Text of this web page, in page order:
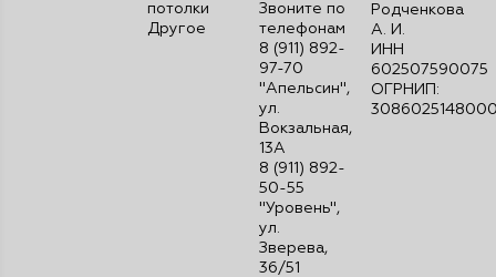
потолки
Другое
Звоните по
телефонам
8 (911) 892-
97-70
"Апельсин",
ул.
Вокзальная,
13А
8 (911) 892-
50-55
"Уровень",
ул.
Зверева,
36/51
Родченкова
А. И.
ИНН
602507590075
ОГРНИП: